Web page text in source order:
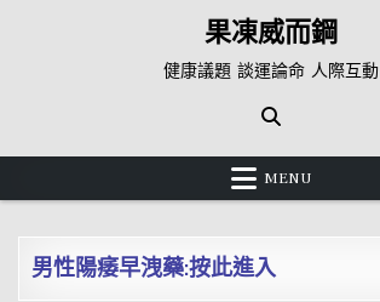
果凍威而鋼
健康議題 談運論命 人際互動
MENU
男性陽痿早洩藥:按此進入